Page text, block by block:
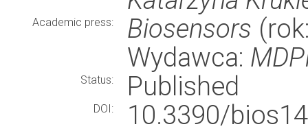
Academic press: Biosensors
Wydawca:
Status: Published
DOI: 10.3390/